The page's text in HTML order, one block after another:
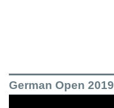
German Open 2019